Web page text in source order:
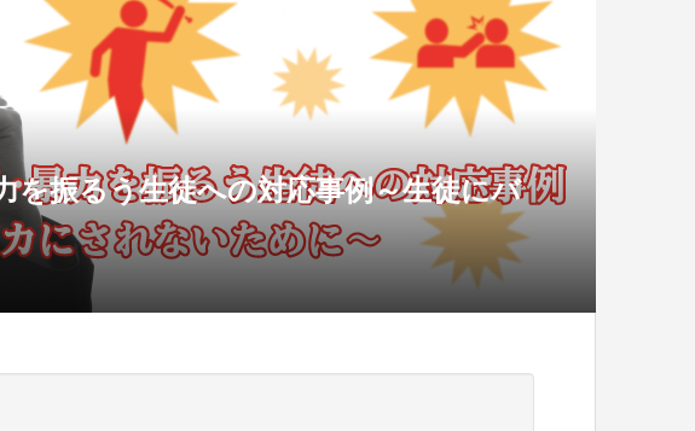
を振るう生徒への対応事例～生徒にバ